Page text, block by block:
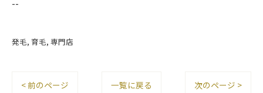
発毛 育毛 専門店
< 前のページ 一覧に戻る 次のページ >